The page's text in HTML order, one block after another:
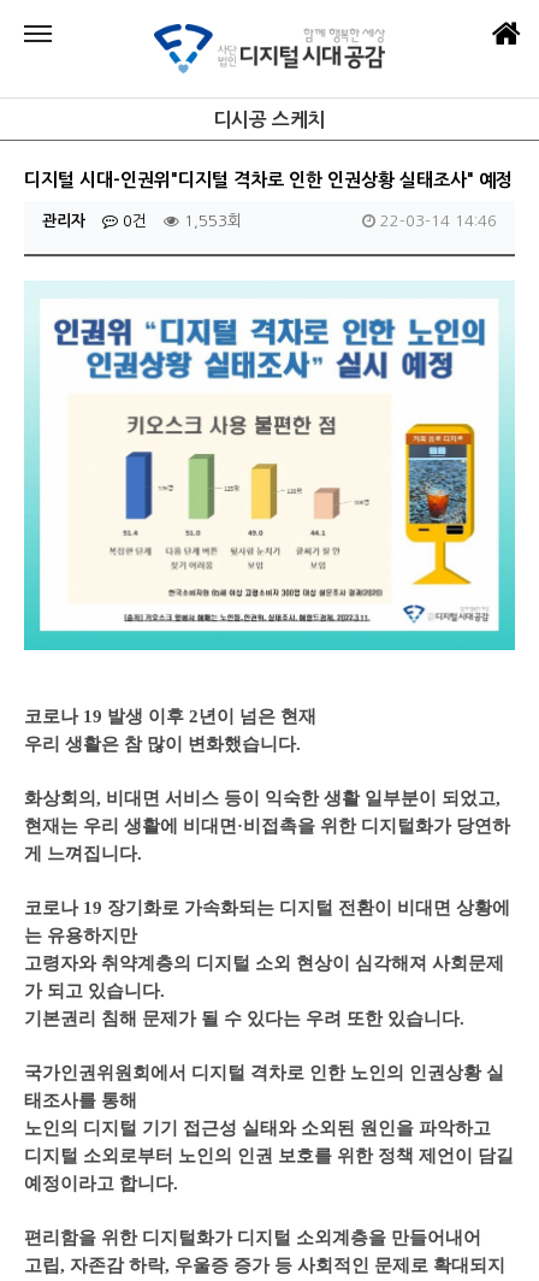
디시공 스케치
디지털 시대-인권위"디지털 격차로 인한 인권상황 실태조사" 예정
관리자 0건 1,553회 22-03-14 14:46
코로나 19 발생 이후 2년이 넘은 현재
우리 생활은 참 많이 변화했습니다.
화상회의, 비대면 서비스 등이 익숙한 생활 일부분이 되었고,
현재는 우리 생활에 비대면·비접촉을 위한 디지털화가 당연하
게 느껴집니다.
코로나 19 장기화로 가속화되는 디지털 전환이 비대면 상황에
는 유용하지만
고령자와 취약계층의 디지털 소외 현상이 심각해져 사회문제
가 되고 있습니다.
기본권리 침해 문제가 될 수 있다는 우려 또한 있습니다.
국가인권위원회에서 디지털 격차로 인한 노인의 인권상황 실
태조사를 통해
노인의 디지털 기기 접근성 실태와 소외된 원인을 파악하고
디지털 소외로부터 노인의 인권 보호를 위한 정책 제언이 담길
예정이라고 합니다.
편리함을 위한 디지털화가 디지털 소외계층을 만들어내어
고립, 자존감 하락, 우울증 증가 등 사회적인 문제로 확대되지